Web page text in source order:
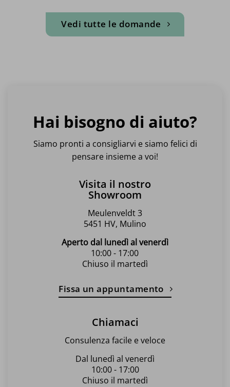
Vedi tutte le domande
Hai bisogno di aiuto?
Siamo pronti a consigliarvi e siamo felici di
pensare insieme a voi!
Visita il nostro
Showroom
Meulenveldt 3
5451 HV, Mulino
Aperto dal lunedì al venerdì
10:00 - 17:00
Chiuso il martedì
Fissa un appuntamento
Chiamaci
Consulenza facile e veloce
Dal lunedì al venerdì
10:00 - 17:00
Chiuso il martedì